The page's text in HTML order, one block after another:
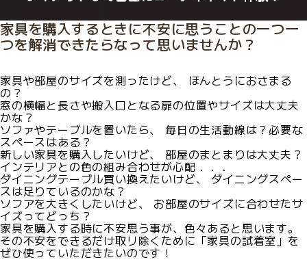
家具を購入するときに不安に思うことの一つ一
つを解消できたらなって思いませんか？
家具や部屋のサイズを測ったけど、 ほんとうにおさまる
の？
窓の横幅と長さや搬入口となる扉の位置やサイズは大丈夫
かな？
ソファやテーブルを置いたら、 毎日の生活動線は？必要な
スペースはある？
新しい家具を購入したいけど、 部屋のまとまりは大丈夫？
インテリアとの色の組み合わせが心配．．．
ダイニングテーブル買い換えたいけど、 ダイニングスペー
スは足りているのかな？
ソフアを大きくしたいけど、 お部屋のサイズに合わせたサ
イズってどっち？
家具を購入する時に不安思う事が、色々あると思います。
その不安をできるだけ取リ除くために「家具の試着室」を
ぜひ使っていただきたいのです！